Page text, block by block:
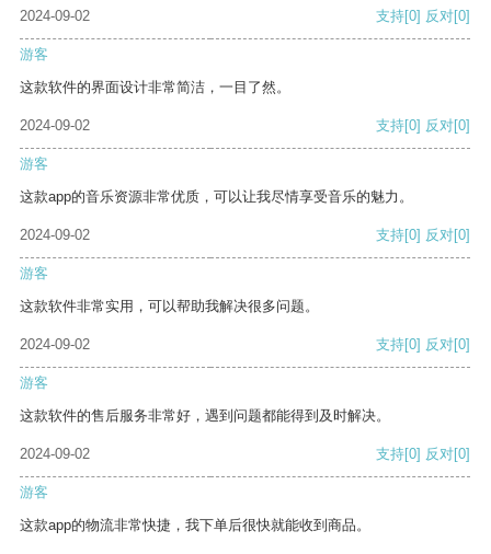
2024-09-02 支持[0] 反对[0]
游客
这款软件的界面设计非常简洁，一目了然。
2024-09-02 支持[0] 反对[0]
游客
这款app的音乐资源非常优质，可以让我尽情享受音乐的魅力。
2024-09-02 支持[0] 反对[0]
游客
这款软件非常实用，可以帮助我解决很多问题。
2024-09-02 支持[0] 反对[0]
游客
这款软件的售后服务非常好，遇到问题都能得到及时解决。
2024-09-02 支持[0] 反对[0]
游客
这款app的物流非常快捷，我下单后很快就能收到商品。